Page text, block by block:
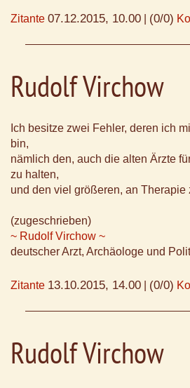
Zitante 07.12.2015, 10.00 (0/0)
Rudolf Virchow
Ich besitze zwei Fehler, deren ich
bin,
nämlich den, auch die alten Ärzte
zu halten,
und den viel größeren, an Therapie
(zugeschrieben)
~ Rudolf Virchow ~
deutscher Arzt, Archäologe und
Zitante 13.10.2015, 14.00 (0/0)
Rudolf Virchow